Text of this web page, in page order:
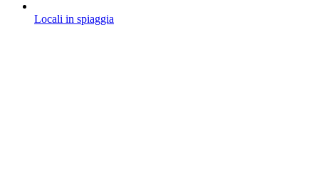
Locali in spiaggia